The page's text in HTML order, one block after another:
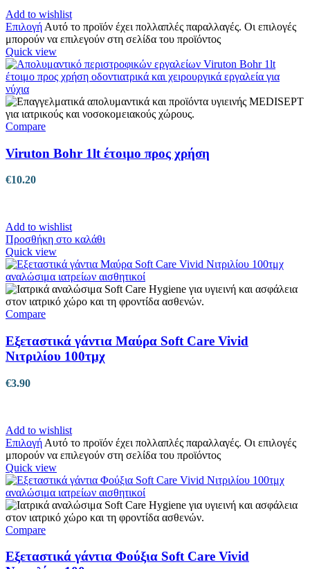
Add to wishlist
Επιλογή Αυτό το προϊόν έχει πολλαπλές παραλλαγές. Οι επιλογές
μπορούν να επιλεγούν στη σελίδα του προϊόντος
Quick view
Compare
Viruton Bohr 1lt έτοιμο προς χρήση
€10.20
Add to wishlist
Προσθήκη στο καλάθι
Quick view
Compare
Εξεταστικά γάντια Μαύρα Soft Care Vivid
Νιτριλίου 100τμχ
€3.90
Add to wishlist
Επιλογή Αυτό το προϊόν έχει πολλαπλές παραλλαγές. Οι επιλογές
μπορούν να επιλεγούν στη σελίδα του προϊόντος
Quick view
Compare
Εξεταστικά γάντια Φούξια Soft Care Vivid